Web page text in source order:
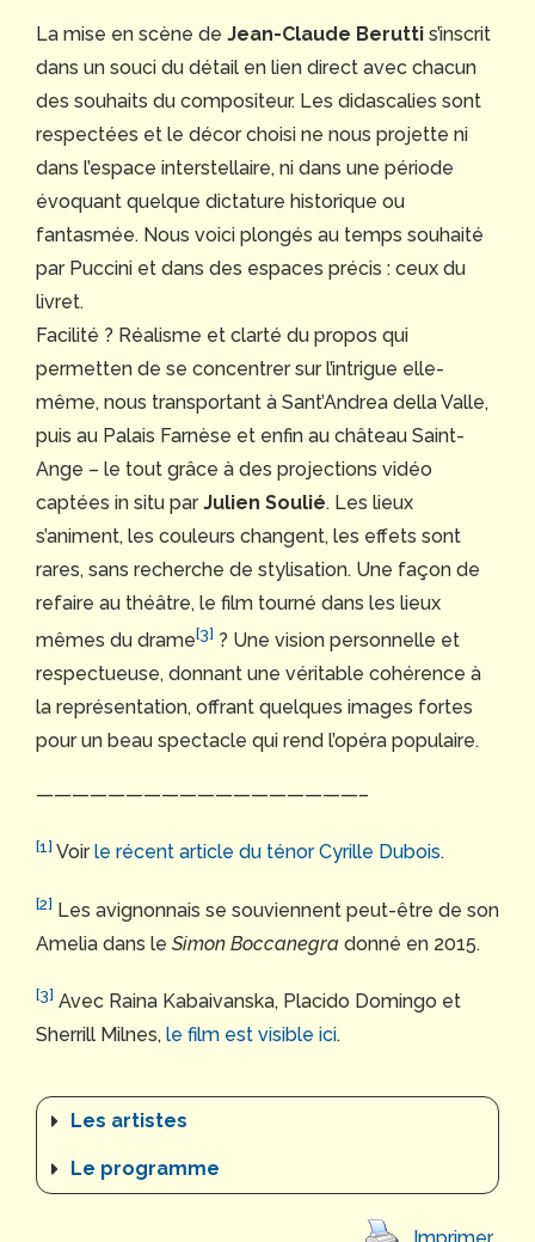
La mise en scène de Jean-Claude Berutti s’inscrit
dans un souci du détail en lien direct avec chacun
des souhaits du compositeur. Les didascalies sont
respectées et le décor choisi ne nous projette ni
dans l’espace interstellaire, ni dans une période
évoquant quelque dictature historique ou
fantasmée. Nous voici plongés au temps souhaité
par Puccini et dans des espaces précis : ceux du
livret.
Facilité ? Réalisme et clarté du propos qui
permetten de se concentrer sur l’intrigue elle-
même, nous transportant à Sant’Andrea della Valle,
puis au Palais Farnèse et enfin au château Saint-
Ange – le tout grâce à des projections vidéo
captées in situ parJulien Soulié. Les lieux
s’animent, les couleurs changent, les effets sont
rares, sans recherche de stylisation. Une façon de
refaire au théâtre, le film tourné dans les lieux
mêmes du drame[3] ? Une vision personnelle et
respectueuse, donnant une véritable cohérence à
la représentation, offrant quelques images fortes
pour un beau spectacle qui rend l’opéra populaire.
——————————————————–
[1] Voirle récent article du ténor Cyrille Dubois.
[2] Les avignonnais se souviennent peut-être de son
Amelia dans le Simon Boccanegra donné en 2015.
[3] Avec Raina Kabaivanska, Placido Domingo et
Sherrill Milnes, le film est visible ici.
Les artistes
Le programme